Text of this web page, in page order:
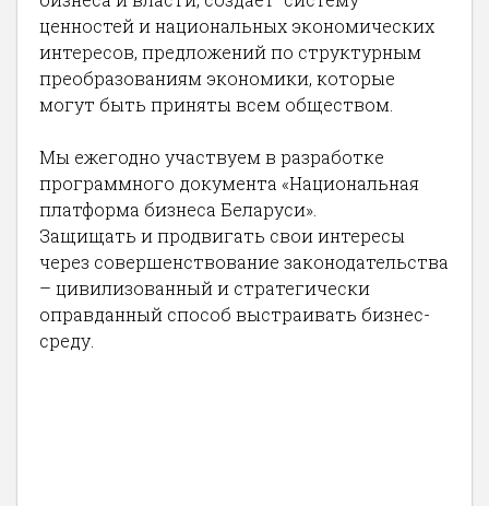
ценностей и национальных экономических
интересов, предложений по структурным
преобразованиям экономики, которые
могут быть приняты всем обществом.
Мы ежегодно участвуем в разработке
программного документа «Национальная
платформа бизнеса Беларуси».
Защищать и продвигать свои интересы
через совершенствование законодательства
– цивилизованный и стратегически
оправданный способ выстраивать бизнес-
среду.